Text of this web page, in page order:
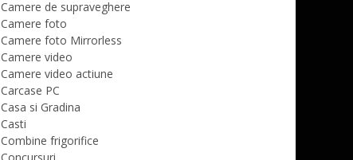
Camere de supraveghere
Camere foto
Camere foto Mirrorless
Camere video
Camere video actiune
Carcase PC
Casa si Gradina
Casti
Combine frigorifice